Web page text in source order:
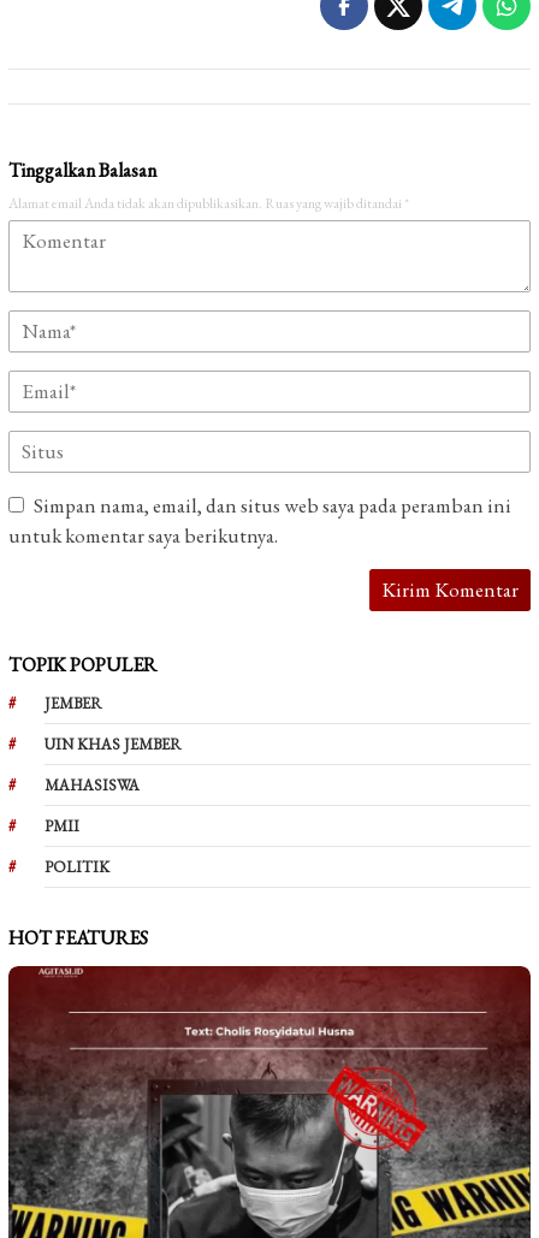
Tinggalkan Balasan
Alamat email Anda tidak akan dipublikasikan. Ruas yang wajib ditandai *
Simpan nama, email, dan situs web saya pada peramban ini
untuk komentar saya berikutnya.
TOPIK POPULER
JEMBER
UIN KHAS JEMBER
MAHASISWA
PMII
POLITIK
HOT FEATURES